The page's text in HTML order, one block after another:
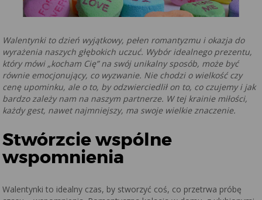
Walentynki to dzień wyjątkowy, pełen romantyzmu i okazja do
wyrażenia naszych głębokich uczuć. Wybór idealnego prezentu,
który mówi „kocham Cię” na swój unikalny sposób, może być
równie emocjonujący, co wyzwanie. Nie chodzi o wielkość czy
cenę upominku, ale o to, by odzwierciedlił on to, co czujemy i jak
bardzo zależy nam na naszym partnerze. W tej krainie miłości,
każdy gest, nawet najmniejszy, ma swoje wielkie znaczenie.
Stwórzcie wspólne
wspomnienia
Walentynki to idealny czas, by stworzyć coś, co przetrwa próbę